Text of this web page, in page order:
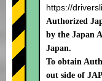
https://
Authorized
by the Japan
Japan.
To obtain
out side of